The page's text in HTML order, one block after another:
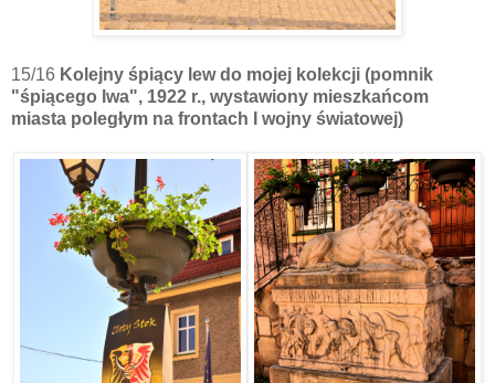
15/16 Kolejny śpiący lew do mojej kolekcji (pomnik
"śpiącego lwa", 1922 r., wystawiony mieszkańcom
miasta poległym na frontach I wojny światowej)